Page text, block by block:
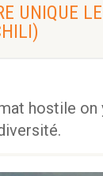
UNIQUE
hostile on